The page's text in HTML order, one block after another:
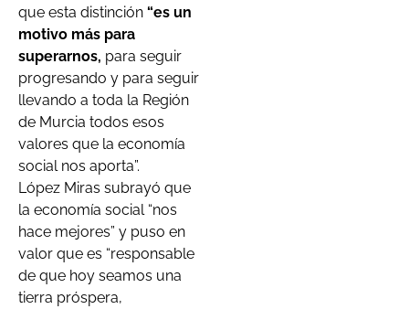
que esta distinción “es un
motivo más para
superarnos, para seguir
progresando y para seguir
llevando a toda la Región
de Murcia todos esos
valores que la economía
social nos aporta”.
López Miras subrayó que
la economía social “nos
hace mejores” y puso en
valor que es “responsable
de que hoy seamos una
tierra próspera,